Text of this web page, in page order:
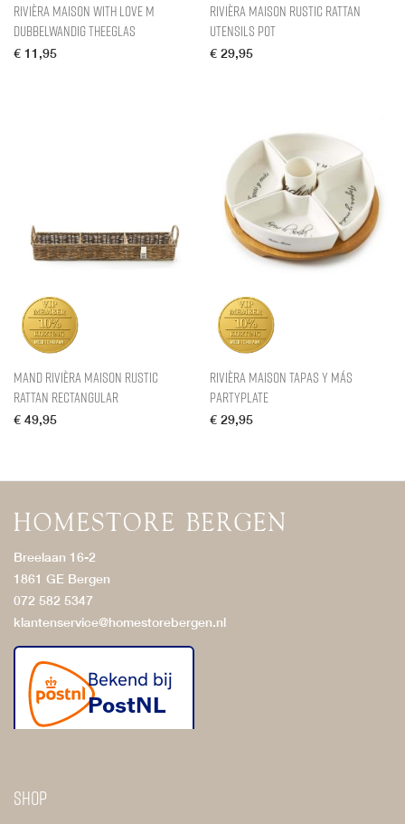
Rivièra Maison With Love M
Dubbelwandig Theeglas
€ 11,95
Rivièra Maison Rustic Rattan
Utensils Pot
€ 29,95
Mand Rivièra Maison Rustic
Rattan Rectangular
€ 49,95
Rivièra Maison Tapas y Más
PartyPlate
€ 29,95
Breelaan 16-2
1861 GE Bergen
072 582 5347
klantenservice@homestorebergen.nl
Shop